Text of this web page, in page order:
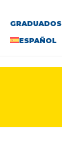
GRADUADOS
ESPAÑOL